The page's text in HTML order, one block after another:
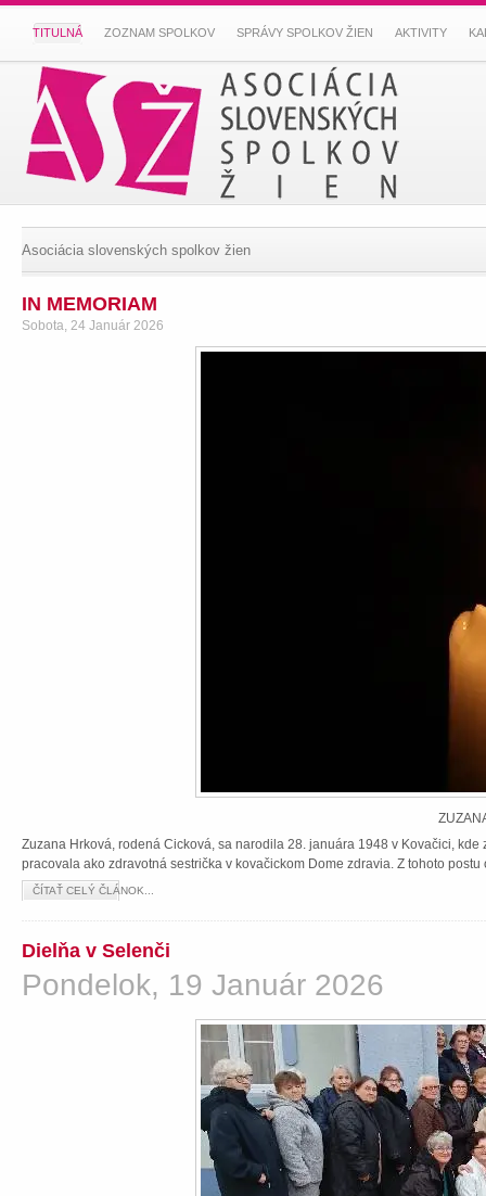
TITULNÁ ZOZNAM SPOLKOV SPRÁVY SPOLKOV ŽIEN AKTIVITY
Asociácia slovenských spolkov žien
IN MEMORIAM
Sobota, 24 Január 2026
Zuzana Hrková, rodená Cicková, sa narodila 28. januára 1948 v Kovačici,
pracovala ako zdravotná sestrička v kovačickom Dome zdravia. Z tohoto
ČÍTAŤ CELÝ ČLÁNOK...
Dielňa v Selenči
Pondelok, 19 Január 2026